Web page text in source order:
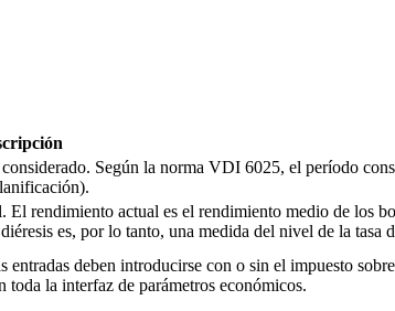
Según la norma VDI 6025, el período
rendimiento actual es el rendimiento medio de los
es, por lo tanto, una medida del nivel de la tasa
deben introducirse con o sin el impuesto
toda la interfaz de parámetros económicos.